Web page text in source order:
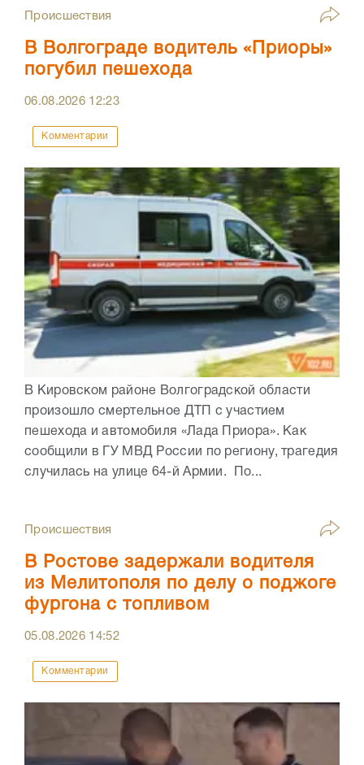
Происшествия
В Волгограде водитель «Приоры»
погубил пешехода
06.08.2026 12:23
Комментарии
В Кировском районе Волгоградской области
произошло смертельное ДТП с участием
пешехода и автомобиля «Лада Приора». Как
сообщили в ГУ МВД России по региону, трагедия
случилась на улице 64-й Армии. По...
Происшествия
В Ростове задержали водителя
из Мелитополя по делу о поджоге
фургона с топливом
05.08.2026 14:52
Комментарии